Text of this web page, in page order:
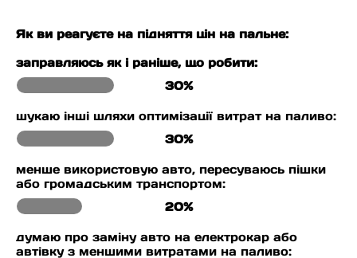
Як ви реагуєте на підняття цін на пальне:
заправляюсь як і раніше, що робити:
30%
шукаю інші шляхи оптимізації витрат на паливо:
30%
менше використовую авто, пересуваюсь пішки
або громадським транспортом:
20%
думаю про заміну авто на електрокар або
автівку з меншими витратами на паливо: